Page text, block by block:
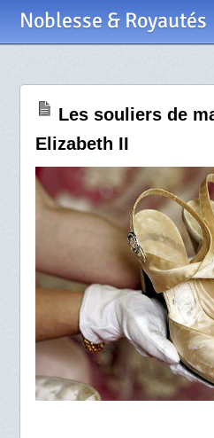
Noblesse & Royautés
Les souliers de
Elizabeth II